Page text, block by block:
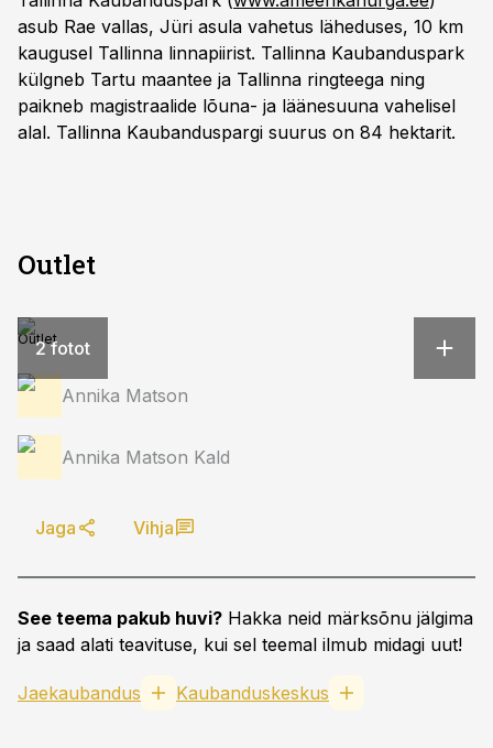
asub Rae vallas, Jüri asula vahetus läheduses, 10 km
kaugusel Tallinna linnapiirist. Tallinna Kaubanduspark
külgneb Tartu maantee ja Tallinna ringteega ning
paikneb magistraalide lõuna- ja läänesuuna vahelisel
alal. Tallinna Kaubanduspargi suurus on 84 hektarit.
Outlet
2 fotot
Outlet
Annika Matson
Annika Matson Kald
Jaga Vihja
See teema pakub huvi? Hakka neid märksõnu jälgima
ja saad alati teavituse, kui sel teemal ilmub midagi uut!
Jaekaubandus Kaubanduskeskus